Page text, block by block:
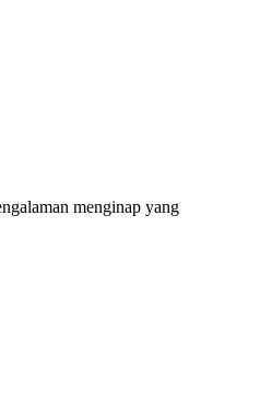
menginap yang